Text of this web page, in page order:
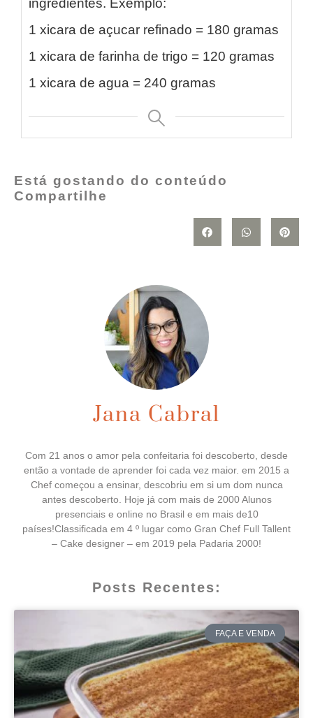
ingredientes. Exemplo:
1 xicara de açucar refinado = 180 gramas
1 xicara de farinha de trigo = 120 gramas
1 xicara de agua = 240 gramas
Está gostando do conteúdo
Compartilhe
Jana Cabral
Com 21 anos o amor pela confeitaria foi descoberto, desde
então a vontade de aprender foi cada vez maior. em 2015 a
Chef começou a ensinar, descobriu em si um dom nunca
antes descoberto. Hoje já com mais de 2000 Alunos
presenciais e online no Brasil e em mais de10
países!Classificada em 4 º lugar como Gran Chef Full Tallent
– Cake designer – em 2019 pela Padaria 2000!
Posts Recentes:
FAÇA E VENDA